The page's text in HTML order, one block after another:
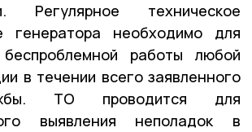
Регулярное техническое
генератора необходимо для
работы любой
в течении всего заявленного
ТО проводится для
выявления неполадок в